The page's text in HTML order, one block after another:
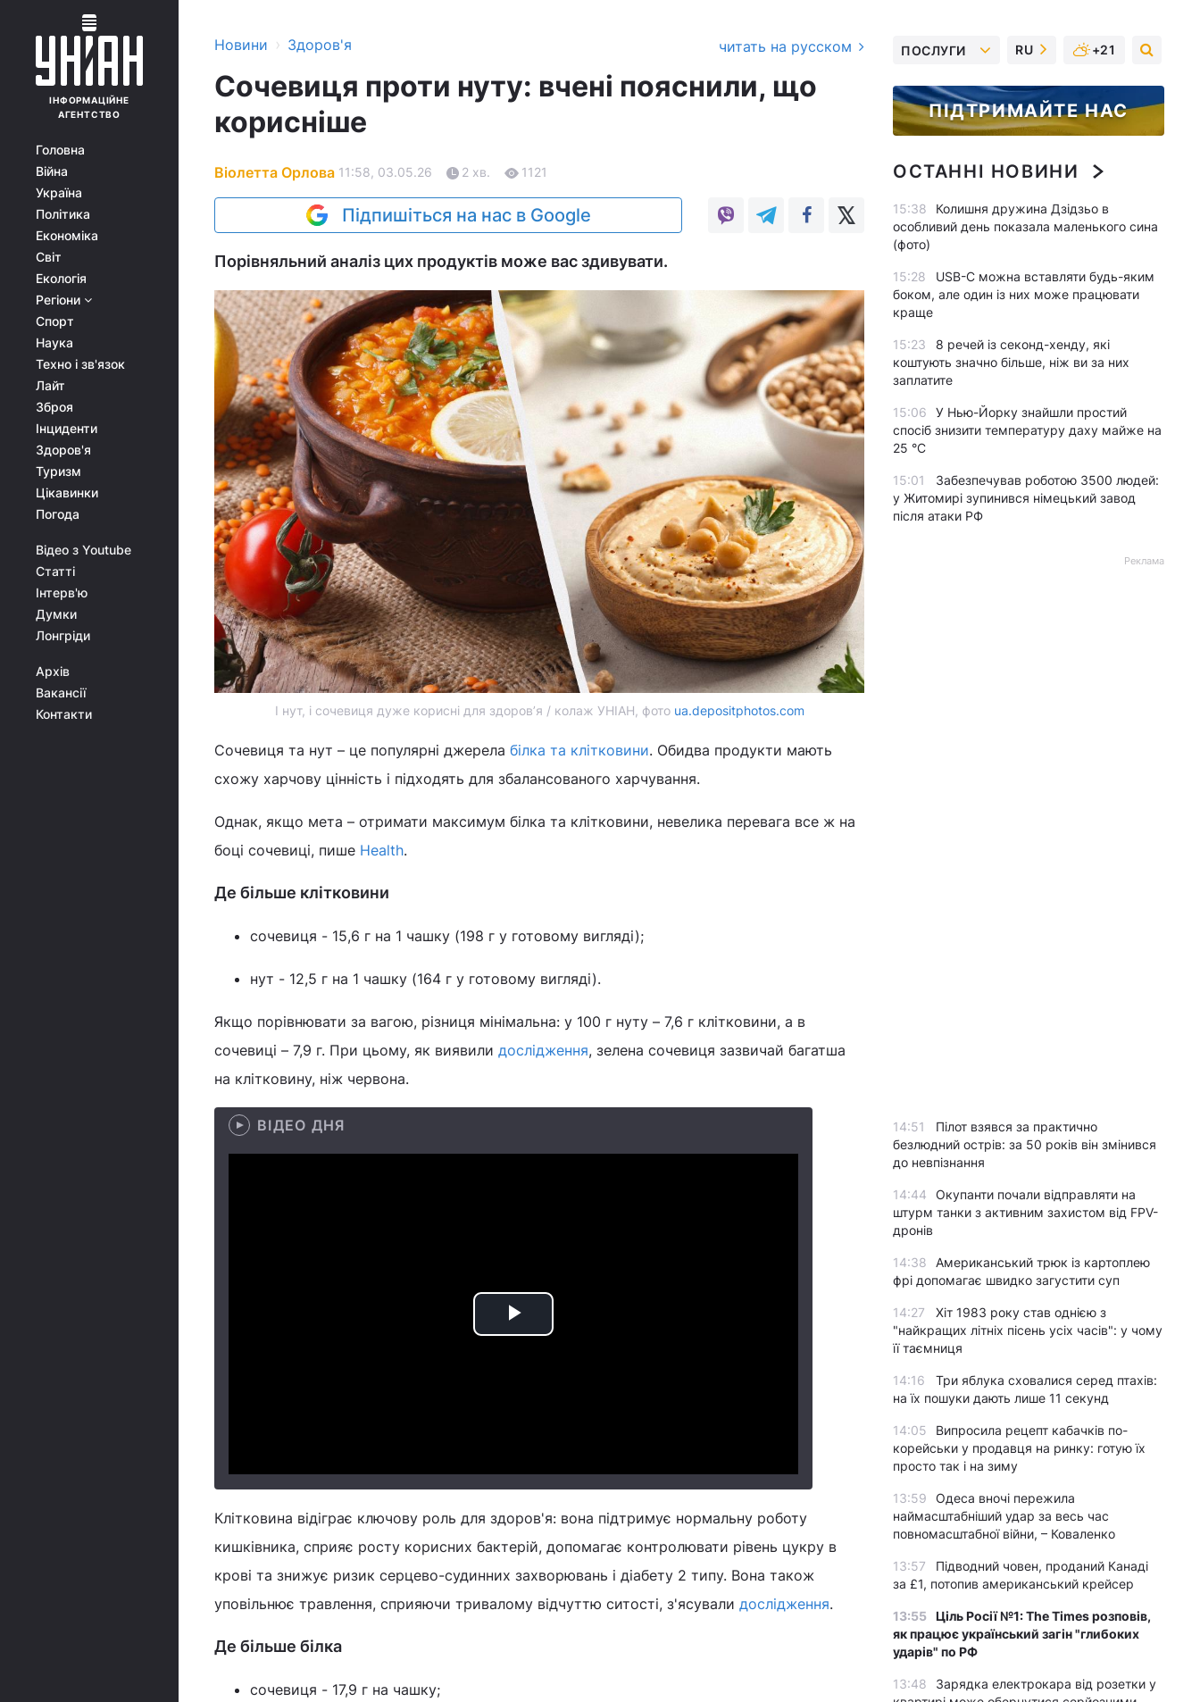
ІНФОРМАЦІЙНЕ
АГЕНТСТВО
Головна
Війна
Україна
Політика
Економіка
Світ
Екологія
Регіони
Спорт
Наука
Техно і зв'язок
Лайт
Зброя
Інциденти
Здоров'я
Туризм
Цікавинки
Погода
Відео з Youtube
Статті
Інтерв'ю
Думки
Лонгріди
Архів
Вакансії
Контакти
Новини › Здоров'я читать на русском
Сочевиця проти нуту: вчені пояснили, що
корисніше
Віолетта Орлова 11:58, 03.05.26 2 хв. 1121
Підпишіться на нас в Google
Порівняльний аналіз цих продуктів може вас здивувати.
І нут, і сочевиця дуже корисні для здоров’я / колаж УНІАН, фото ua.depositphotos.com
Сочевиця та нут – це популярні джерела білка та клітковини. Обидва продукти мають
схожу харчову цінність і підходять для збалансованого харчування.
Однак, якщо мета – отримати максимум білка та клітковини, невелика перевага все ж на
боці сочевиці, пише Health.
Де більше клітковини
сочевиця - 15,6 г на 1 чашку (198 г у готовому вигляді);
нут - 12,5 г на 1 чашку (164 г у готовому вигляді).
Якщо порівнювати за вагою, різниця мінімальна: у 100 г нуту – 7,6 г клітковини, а в
сочевиці – 7,9 г. При цьому, як виявили дослідження, зелена сочевиця зазвичай багатша
на клітковину, ніж червона.
ВІДЕО ДНЯ
Play
Клітковина відіграє ключову роль для здоров'я: вона підтримує нормальну роботу
кишківника, сприяє росту корисних бактерій, допомагає контролювати рівень цукру в
крові та знижує ризик серцево-судинних захворювань і діабету 2 типу. Вона також
уповільнює травлення, сприяючи тривалому відчуттю ситості, з'ясували дослідження.
Де більше білка
сочевиця - 17,9 г на чашку;
ПОСЛУГИ RU +21
ПІДТРИМАЙТЕ НАС
ОСТАННІ НОВИНИ
15:38
Колишня дружина Дзідзьо в
особливий день показала маленького сина
(фото)
15:28
USB-C можна вставляти будь-яким
боком, але один із них може працювати
краще
15:23
8 речей із секонд-хенду, які
коштують значно більше, ніж ви за них
заплатите
15:06
У Нью-Йорку знайшли простий
спосіб знизити температуру даху майже на
25 °C
15:01
Забезпечував роботою 3500 людей:
у Житомирі зупинився німецький завод
після атаки РФ
Реклама
14:51
Пілот взявся за практично
безлюдний острів: за 50 років він змінився
до невпізнання
14:44
Окупанти почали відправляти на
штурм танки з активним захистом від FPV-
дронів
14:38
Американський трюк із картоплею
фрі допомагає швидко загустити суп
14:27
Хіт 1983 року став однією з
"найкращих літніх пісень усіх часів": у чому
її таємниця
14:16
Три яблука сховалися серед птахів:
на їх пошуки дають лише 11 секунд
14:05
Випросила рецепт кабачків по-
корейськи у продавця на ринку: готую їх
просто так і на зиму
13:59
Одеса вночі пережила
наймасштабніший удар за весь час
повномасштабної війни, – Коваленко
13:57
Підводний човен, проданий Канаді
за £1, потопив американський крейсер
13:55 Ціль Росії №1: The Times розповів,
як працює український загін "глибоких
ударів" по РФ
13:48
Зарядка електрокара від розетки у